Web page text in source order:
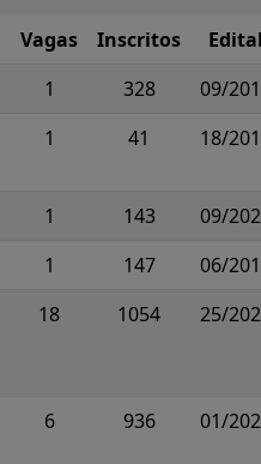
Vagas Inscritos
1 328
09/
1 41 18/
1 143
09/
1 147
06/
18 1054 25/
6 936 01/